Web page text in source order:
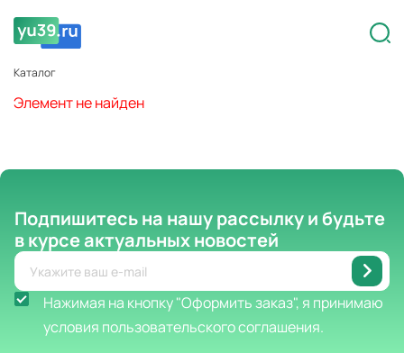
Каталог
Элемент не найден
Подпишитесь на нашу рассылкуи будьте
в курсе актуальных новостей
Нажимая на кнопку "Оформить заказ", я принимаю
условия пользовательского соглашения.